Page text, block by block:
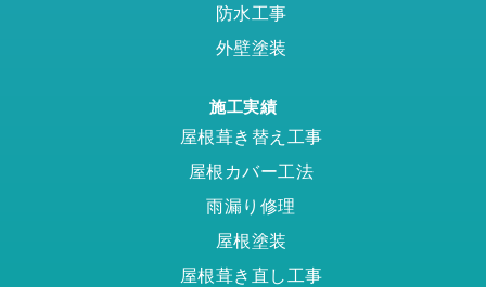
防水工事
外壁塗装
施工実績
屋根葺き替え工事
屋根カバー工法
雨漏り修理
屋根塗装
屋根葺き直し工事